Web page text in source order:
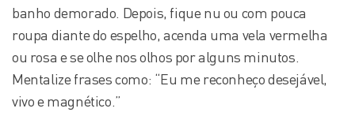
banho demorado. Depois, fique nu ou com pouca
roupa diante do espelho, acenda uma vela vermelha
ou rosa e se olhe nos olhos por alguns minutos.
Mentalize frases como: “Eu me reconheço desejável,
vivo e magnético.”